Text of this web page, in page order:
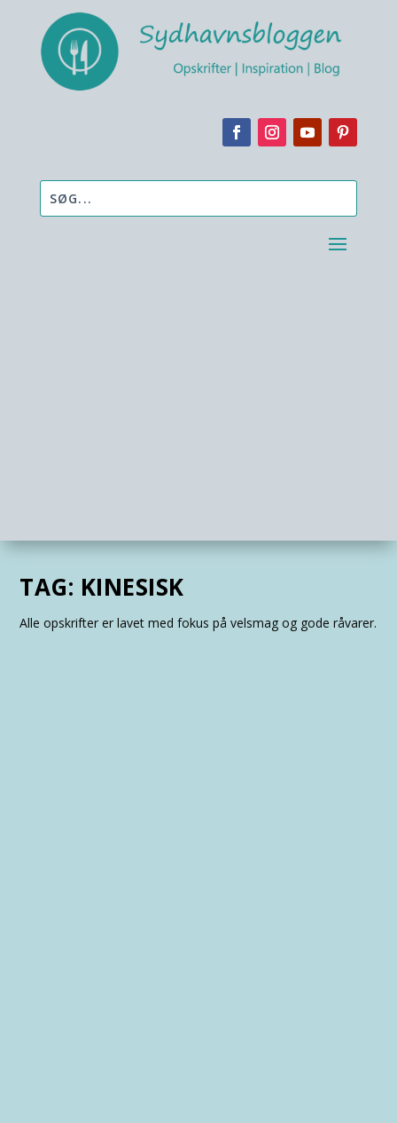
TAG: KINESISK
Alle opskrifter er lavet med fokus på velsmag og gode råvarer.